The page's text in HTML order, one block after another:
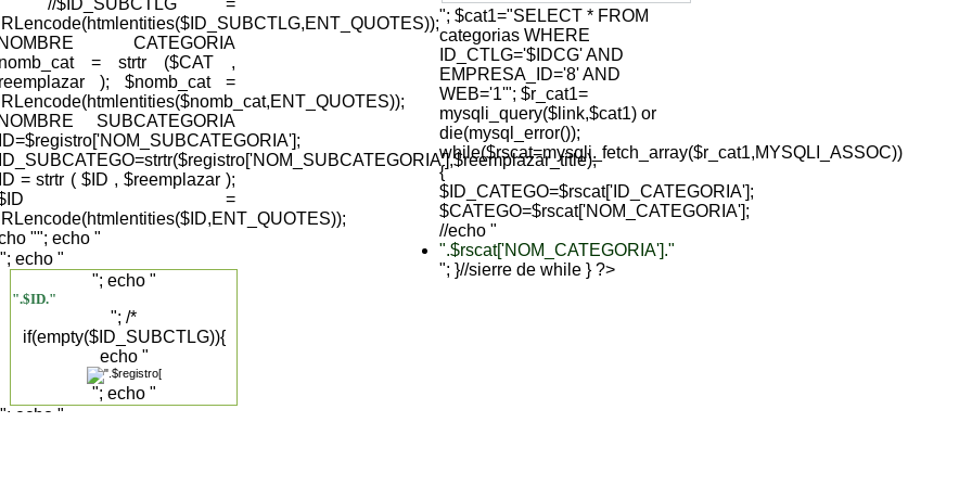
CATEGORIA
= strtr ($CAT ,
); $nomb_cat =
SUBCATEGORIA
= strtr ( $ID , $reemplazar );
$ID =
"
"; echo "
"; echo "
".$ID."
"; /*
if(empty($ID_SUBCTLG)){
echo "
"; echo "
"; echo "
"; echo "
"; $cat1="SELECT * FROM
categorias WHERE
ID_CTLG='$IDCG' AND
EMPRESA_ID='8' AND
WEB='1'"; $r_cat1=
mysqli_query($link,$cat1) or
die(mysql_error());
while($rscat=mysqli_fetch_array($r_cat1,MYSQLI_ASSOC))
{
$ID_CATEGO=$rscat['ID_CATEGORIA'];
$CATEGO=$rscat['NOM_CATEGORIA'];
//echo "
".$rscat['NOM_CATEGORIA']."
"; }//sierre de while } ?>